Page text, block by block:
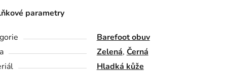
parametry
Barefoot obuv
Zelená, Černá
Hladká kůže